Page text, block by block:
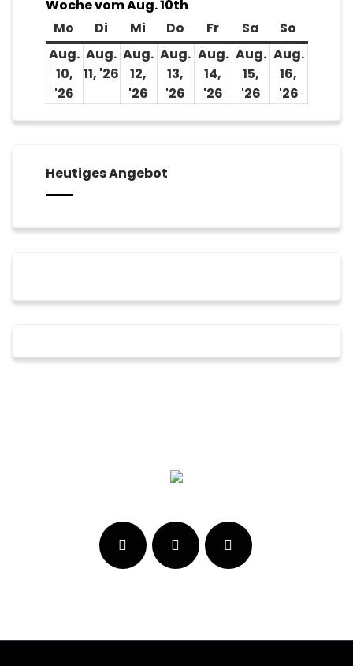
Woche vom Aug. 10th
Mo Montag
Di Dienstag
Mi Mittwoch
Do Donnerstag
FrFreitag
Sa Samstag
So
Aug.
10,
'26
Aug.
11, '26 11.
August
Aug.
12,
'26
Aug.
13,
'26
Aug.
14,
'26
Aug.
15,
'26
Aug.
16,
'26
Heutiges Angebot